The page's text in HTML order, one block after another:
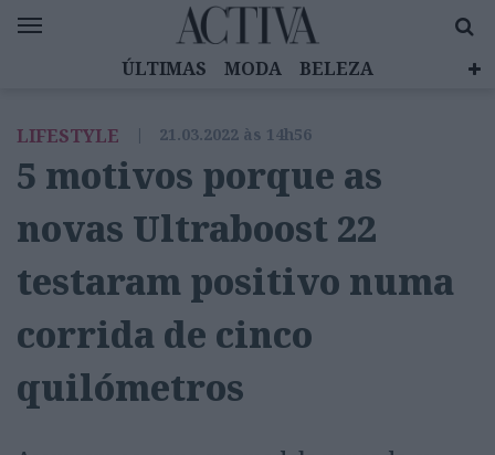
ÚLTIMAS MODA
BELEZA
EMOÇÕES
MULHERES INSPIRADORAS
DIZ QUEM SABE
ACTIVA BRAND STUDIO
LIFESTYLE | 21.03.2022 às 14h56
5 motivos porque as
novas Ultraboost 22
testaram positivo numa
corrida de cinco
quilómetros